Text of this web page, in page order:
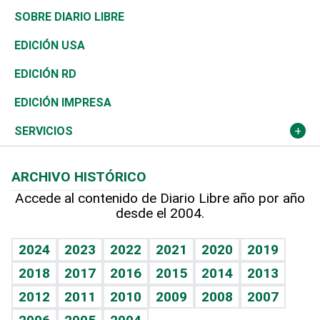
José Boquete
Reportajes
Asia
África
Ocenanía
Caribe
Resto del mundo
Consumo
Vivienda
Telecom.
Global y variable
Economía personal
Belleza
Buena Vida
Sociales
Novedades
Podcast Arte Libre
Hablando con el pediatra
Vida y familia
Eñe
Celebrando la vida
Golf
Ciclismo
Tenis
Olimpismo
Más deportes
Línea de hit
TBT Deportivo
De buena tinta
En Directo
El Espía
Noticiero Poteleche
Columnistas
Más firmas
Clima
Tecnología
Historia
Martes de tecnología
Cambio climático
Mundo
Economía
Revista
Deportes
Opinión
Hecho en casa
Guía del dinero
SOBRE DIARIO LIBRE
EDICIÓN USA
EDICIÓN RD
EDICIÓN IMPRESA
SERVICIOS
Cumpleaños
Horóscopos
Crucigramas
ARCHIVO HISTÓRICO
Accede al contenido de Diario Libre año por año
desde el 2004.
2024 2023 2022 2021 2020
2019
2018
2017 2016 2015 2014
2013
2012
2011 2010 2009 2008
2007